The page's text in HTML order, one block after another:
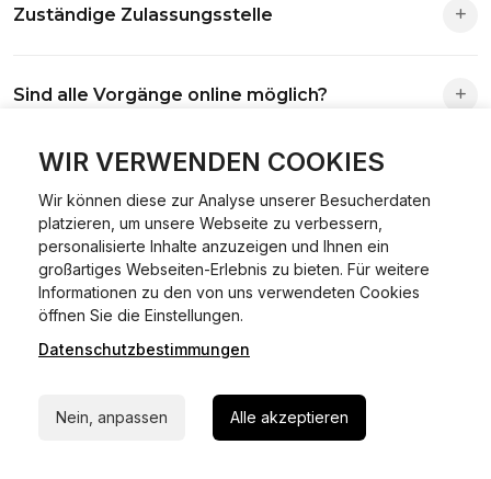
WIR VERWENDEN COOKIES
Wir können diese zur Analyse unserer Besucherdaten
platzieren, um unsere Webseite zu verbessern,
personalisierte Inhalte anzuzeigen und Ihnen ein
großartiges Webseiten-Erlebnis zu bieten. Für weitere
Informationen zu den von uns verwendeten Cookies
öffnen Sie die Einstellungen.
Datenschutzbestimmungen
Nein, anpassen Alle akzeptieren
Zuständige Zulassungsstelle
Antrag wird automatisch an die richtige Stelle weitergeleitet.
Sind alle Vorgänge online möglich?
Fast alle Vorgänge sind online machbar. Ausnahme:
01.01.2015.
Was ist Online Kfz-Zulassung?
Ein Internetverfahren, mit dem du Fahrzeuge anmelden,
ummelden oder abmelden kannst – inklusive Dateneingabe,
Dokumentprüfung und Bezahlung.
Welche Vorteile gibt es?
Zeitersparnis, flexible Durchführung, kein Besuch der
Behörde notwendig.
Fahrzeugbrief, Fahrzeugschein, Ausweis oder Reisepass,
Versicherungsnachweis, falls erforderlich TÜV-Bericht.
Wie sicher ist das Verfahren?